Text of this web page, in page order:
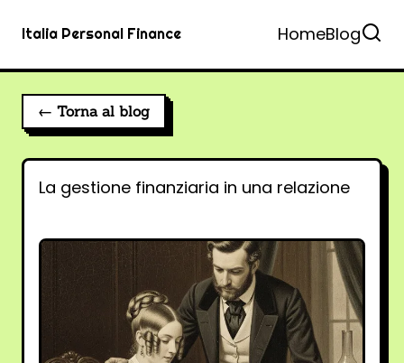
Italia Personal Finance HomeBlog
← Torna al blog
La gestione finanziaria in una relazione